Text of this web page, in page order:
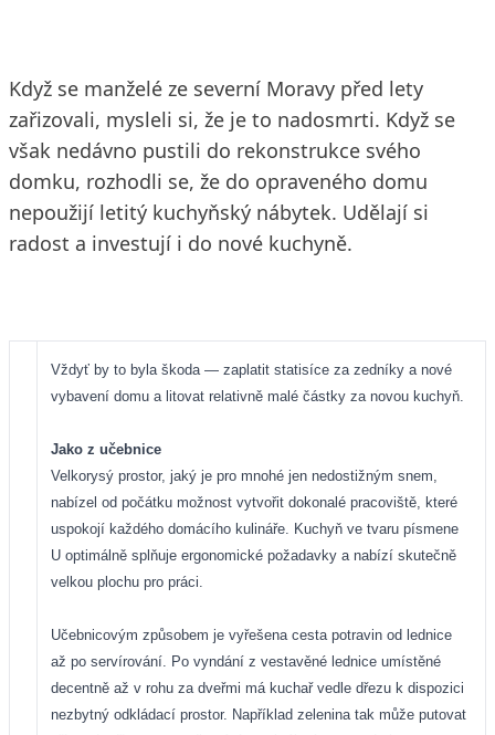
Když se manželé ze severní Moravy před lety
zařizovali, mysleli si, že je to nadosmrti. Když se
však nedávno pustili do rekonstrukce svého
domku, rozhodli se, že do opraveného domu
nepoužijí letitý kuchyňský nábytek. Udělají si
radost a investují i do nové kuchyně.
Vždyť by to byla škoda — zaplatit statisíce za zedníky a nové
vybavení domu a litovat relativně malé částky za novou kuchyň.
Jako z učebnice
Velkorysý prostor, jaký je pro mnohé jen nedostižným snem,
nabízel od počátku možnost vytvořit dokonalé pracoviště, které
uspokojí každého domácího kulináře. Kuchyň ve tvaru písmene
U optimálně splňuje ergonomické požadavky a nabízí skutečně
velkou plochu pro práci.
Učebnicovým způsobem je vyřešena cesta potravin od lednice
až po servírování. Po vyndání z vestavěné lednice umístěné
decentně až v rohu za dveřmi má kuchař vedle dřezu k dispozici
nezbytný odkládací prostor. Například zelenina tak může putovat